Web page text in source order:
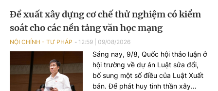
Xaysomphone Phomvihane, Ủy viên
Bộ Chính trị Trung ương Đảng, Chủ
tịch Quốc hội nước Cộng hòa Dân
hồi 11 giờ 18 phút, ngày 08 tháng 8
năm 2026, do bệnh viêm mạch máu
nghiêm trọng, hưởng thọ 70 tuổi.
Đề xuất xây dựng cơ chế thử nghiệm có kiểm
soát cho các nền tảng văn học mạng
NỘI CHÍNH - TƯ PHÁP 12:59 09/08/2026
Sáng nay, 9/8, Quốc hội thảo luận ở
hội trường về dự án Luật sửa đổi,
bổ sung một số điều của Luật Xuất
bản. Để phát huy tinh thần xây